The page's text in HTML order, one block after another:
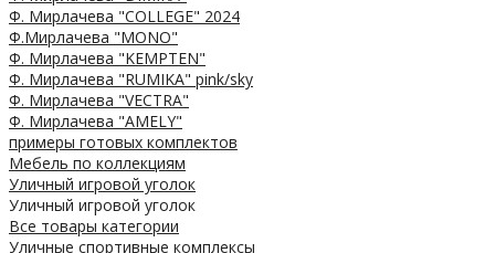
Ф. Мирлачева "COLLEGE" 2024
Ф.Мирлачева "MONO"
Ф. Мирлачева "KEMPTEN"
Ф. Мирлачева "RUMIKA" pink/sky
Ф. Мирлачева "VECTRA"
Ф. Мирлачева "AMELY"
примеры готовых комплектов
Мебель по коллекциям
Уличный игровой уголок
Уличный игровой уголок
Все товары категории
Уличные спортивные комплексы